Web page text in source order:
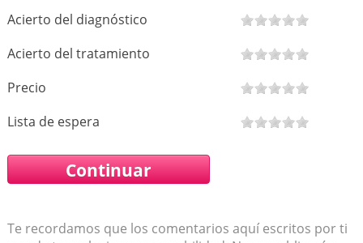
Acierto del diagnóstico
Acierto del tratamiento
Precio
Lista de espera
Te recordamos que los comentarios aquí escritos por ti